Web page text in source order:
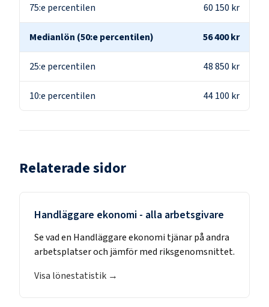
75:e percentilen 60 150 kr
Medianlön (50:e percentilen) 56 400 kr
25:e percentilen 48 850 kr
10:e percentilen 44 100 kr
Relaterade sidor
Handläggare ekonomi - alla arbetsgivare
Se vad en Handläggare ekonomi tjänar på andra
arbetsplatser och jämför med riksgenomsnittet.
Visa lönestatistik →